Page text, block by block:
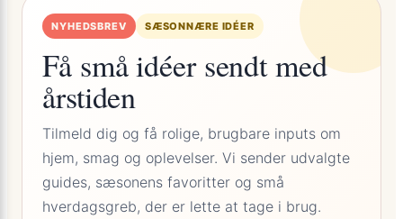
NYHEDSBREV SÆSONNÆRE IDÉER
Få små idéer sendt med
årstiden
Tilmeld dig og få rolige, brugbare inputs om
hjem, smag og oplevelser. Vi sender udvalgte
guides, sæsonens favoritter og små
hverdagsgreb, der er lette at tage i brug.